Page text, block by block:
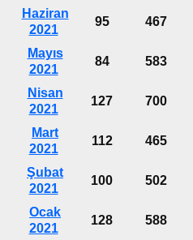
Haziran
2021
95 467
Mayıs
2021
84 583
Nisan
2021
127 700
Mart
2021
112 465
Şubat
2021
100 502
Ocak
2021
128 588